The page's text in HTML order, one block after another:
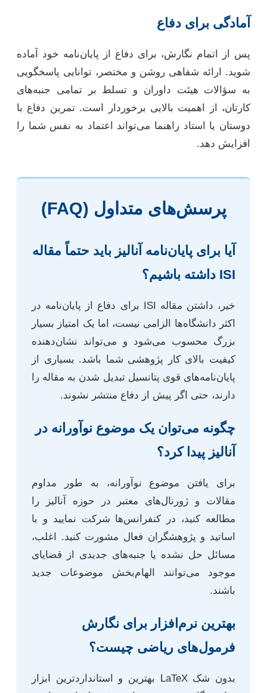
آمادگی برای دفاع
پس از اتمام نگارش، برای دفاع از پایان‌نامه خود آماده
شوید. ارائه شفاهی روشن و مختصر، توانایی پاسخگویی
به سؤالات هیئت داوران و تسلط بر تمامی جنبه‌های
کارتان، از اهمیت بالایی برخوردار است. تمرین دفاع با
دوستان یا استاد راهنما می‌تواند اعتماد به نفس شما را
افزایش دهد.
پرسش‌های متداول (FAQ)
آیا برای پایان‌نامه آنالیز باید حتماً مقاله
ISI داشته باشیم؟
خیر، داشتن مقاله ISI برای دفاع از پایان‌نامه در
اکثر دانشگاه‌ها الزامی نیست، اما یک امتیاز بسیار
بزرگ محسوب می‌شود و می‌تواند نشان‌دهنده
کیفیت بالای کار پژوهشی شما باشد. بسیاری از
پایان‌نامه‌های قوی پتانسیل تبدیل شدن به مقاله را
دارند، حتی اگر پیش از دفاع منتشر نشوند.
چگونه می‌توان یک موضوع نوآورانه در
آنالیز پیدا کرد؟
برای یافتن موضوع نوآورانه، به طور مداوم
مقالات و ژورنال‌های معتبر در حوزه آنالیز را
مطالعه کنید، در کنفرانس‌ها شرکت نمایید و با
اساتید و پژوهشگران فعال مشورت کنید. اغلب،
مسائل حل نشده یا جنبه‌های جدیدی از قضایای
موجود می‌توانند الهام‌بخش موضوعات جدید
باشند.
بهترین نرم‌افزار برای نگارش
فرمول‌های ریاضی چیست؟
بدون شک LaTeX بهترین و استانداردترین ابزار